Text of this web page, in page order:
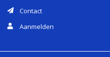
Contact
Aanmelden